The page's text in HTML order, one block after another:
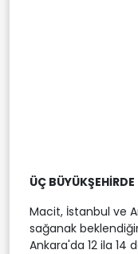
ÜÇ
Macit, İstanbul ve
sağanak
Ankara'da 12 ila 14